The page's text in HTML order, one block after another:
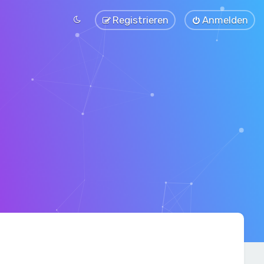
Anmelden
Registrieren